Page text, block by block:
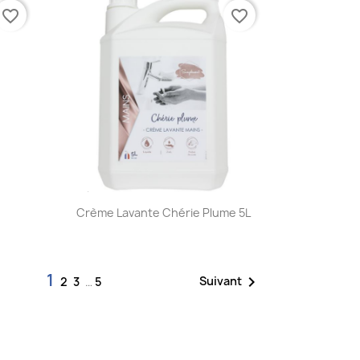
favorite_border
Aperçu rapide
Crème Lavante Chérie Plume 5L
favorite_border
123 … 5 Suivant